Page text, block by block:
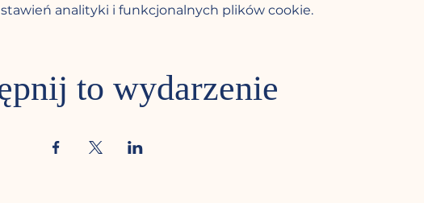
analityki i funkcjonalnych plików cookie.
to wydarzenie